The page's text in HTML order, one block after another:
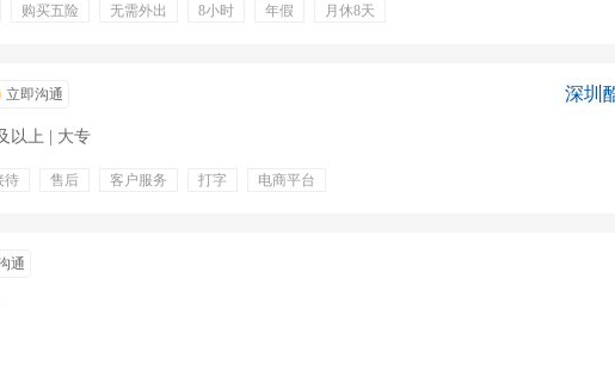
购买五险 无需外出 8小时 年假
月休8天
立即沟通
以上 | 大专
待 售后 客户服务 打字
电商平台
深圳
通